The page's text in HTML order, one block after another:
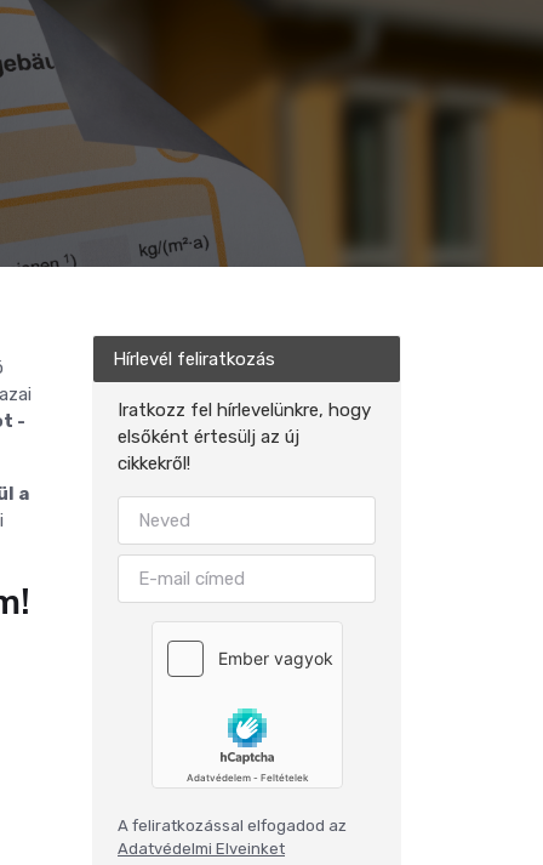
-
a
Hírlevél feliratkozás
Iratkozz fel hírlevelünkre, hogy
elsőként értesülj az új
cikkekről!
A feliratkozással elfogadod az
Adatvédelmi Elveinket